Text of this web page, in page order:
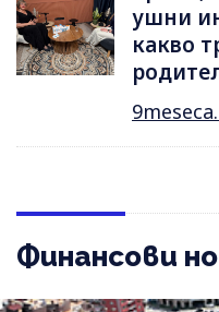
ушни
какво
Финансови